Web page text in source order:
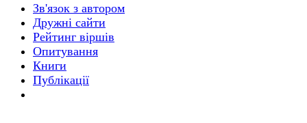
Стамбул 2010
Зв'язок з автором
Дружні cайти
Рейтинг віршів
Опитування
Книги
Публікації